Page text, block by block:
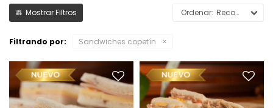
Recomendados
Filtrando por: Sandwiches copetín